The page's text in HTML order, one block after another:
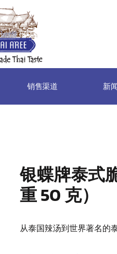
销售渠道 新
银蝶牌泰式
重 50 克）
从泰国辣汤到世界著名的